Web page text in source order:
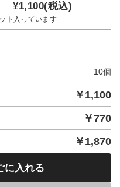
¥1,100(税込)
ト入っています
10個
￥ 1,100
￥770
￥ 1,870
に入れる